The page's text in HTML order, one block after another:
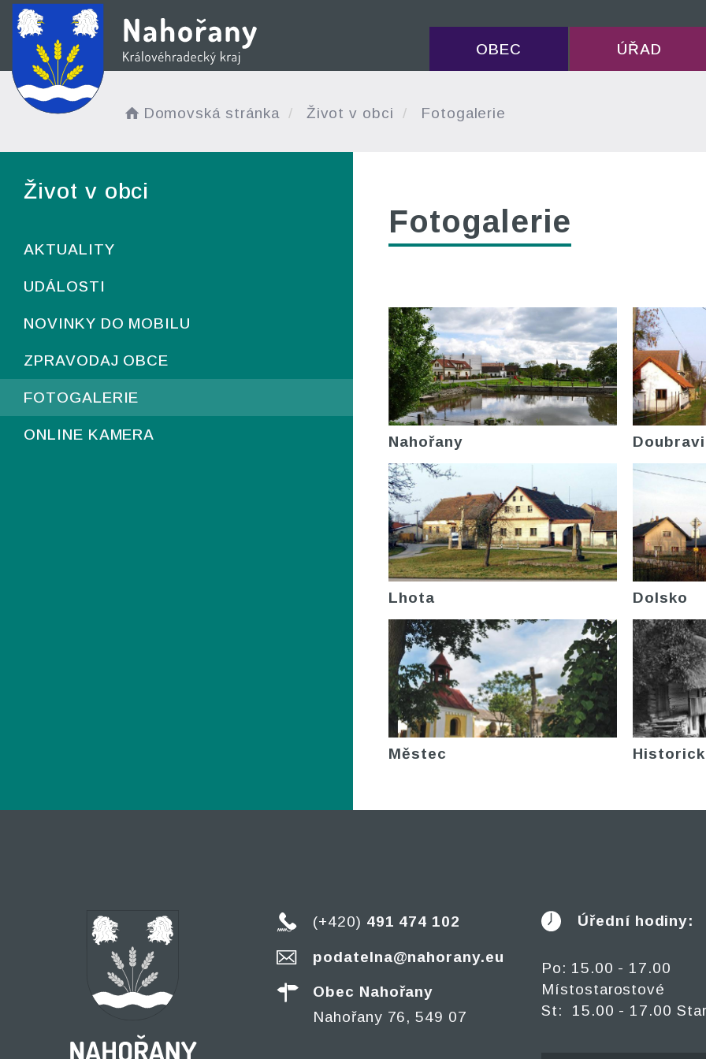
OBEC ÚŘAD
Domovská stránka Život v obci Fotogalerie
Život v obci
AKTUALITY
UDÁLOSTI
NOVINKY DO MOBILU
ZPRAVODAJ OBCE
FOTOGALERIE
ONLINE KAMERA
Fotogalerie
Nahořany
Lhota Dolsko
Městec
(+420) 491 474 102
podatelna@nahorany.eu
Obec Nahořany
Nahořany 76, 549 07
Úřední hodiny:
Po: 15.00 - 17.00
Místostarostové
St: 15.00 - 17.00